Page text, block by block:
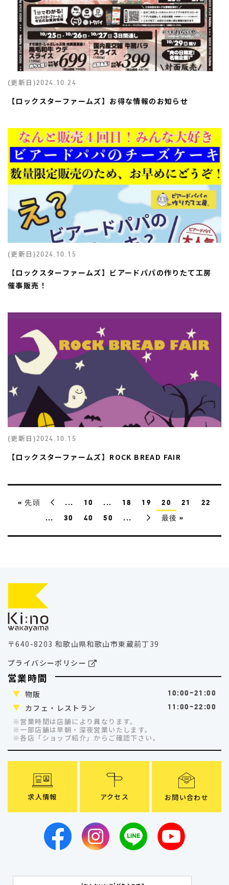
(更新日)2024.10.24
【ロックスターファームズ】お得な情報のお知らせ
(更新日)2024.10.15
【ロックスターファームズ】ビアードパパの作りたて工房
催事販売！
(更新日)2024.10.15
【ロックスターファームズ】ROCK BREAD FAIR
« 先頭 ... 10 ... 18 19 20 21 22
... 30 40 50 ... 最後 »
〒640-8203 和歌山県和歌山市東蔵前丁39
プライバシーポリシー
営業時間
物販 10:00~21:00
カフェ・レストラン 11:00~22:00
※営業時間は店舗により異なります。
※一部店舗は早朝・深夜営業いたします。
※各店「ショップ紹介」 からご確認下さい。
求人情報 アクセス お問い合わせ